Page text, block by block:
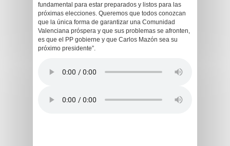
fundamental para estar preparados y listos para las
próximas elecciones. Queremos que todos conozcan
que la única forma de garantizar una Comunidad
Valenciana próspera y que sus problemas se afronten,
es que el PP gobierne y que Carlos Mazón sea su
próximo presidente”.